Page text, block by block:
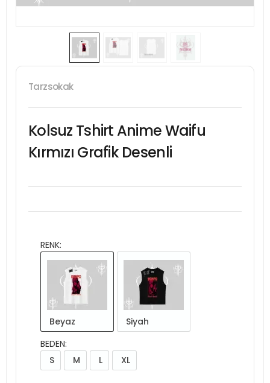
Tarzsokak
Kolsuz Tshirt Anime Waifu
Kırmızı Grafik Desenli
RENK:
Beyaz
Siyah
BEDEN:
S
M L XL